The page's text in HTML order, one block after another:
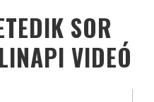
SOR
VIDEÓ